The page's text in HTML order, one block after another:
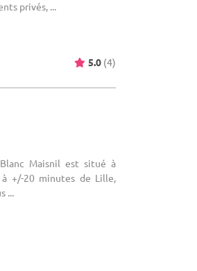
privés, ...
5.0 (4)
Maisnil est situé à
+/-20 minutes de Lille,
...